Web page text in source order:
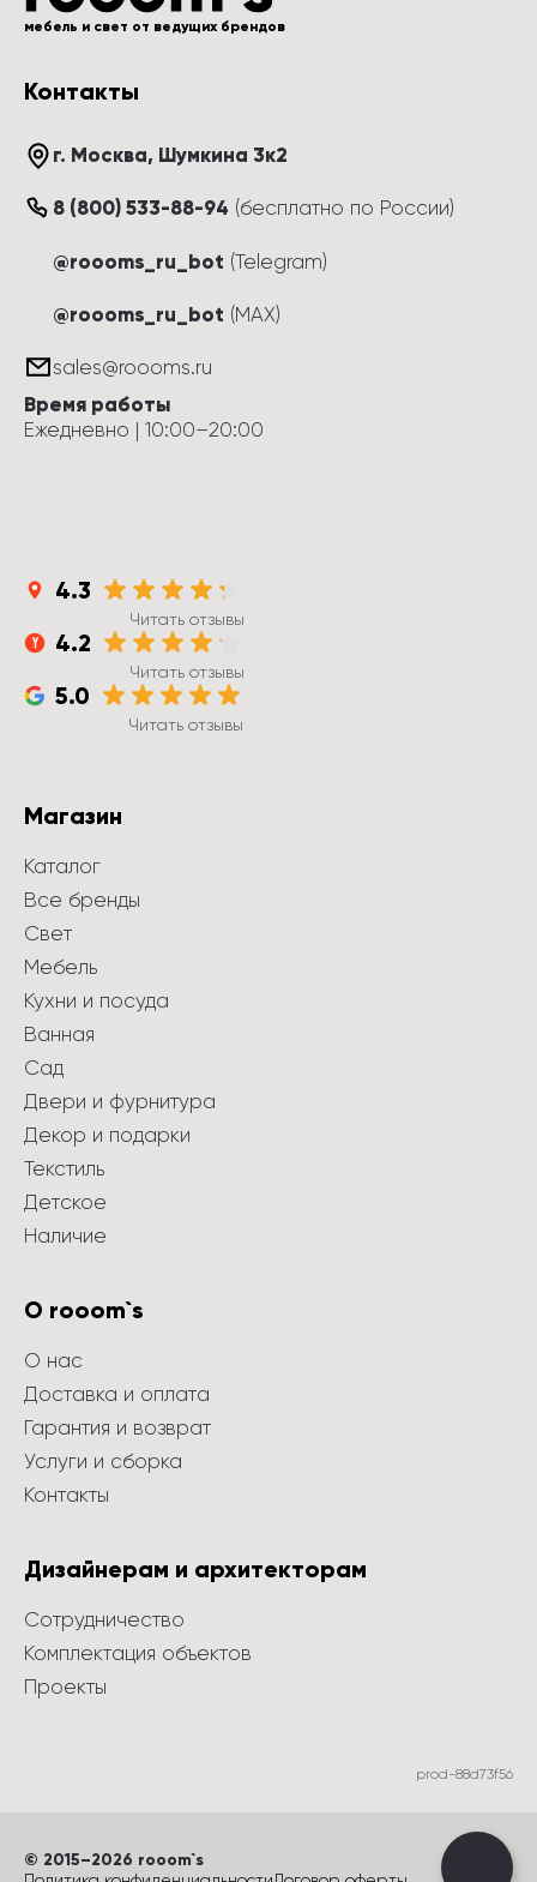
мебель и свет от ведущих брендов
Контакты
г. Москва, Шумкина 3к2
8 (800) 533-88-94 (бесплатно по России)
@roooms_ru_bot (Telegram)
@roooms_ru_bot (MAX)
sales@roooms.ru
Время работы
Ежедневно | 10:00–20:00
4.3
Читать отзывы
4.2
Читать отзывы
5.0
Читать отзывы
Магазин
Каталог
Все бренды
Свет
Мебель
Кухни и посуда
Ванная
Сад
Двери и фурнитура
Декор и подарки
Текстиль
Детское
Наличие
О rooom`s
О нас
Доставка и оплата
Гарантия и возврат
Услуги и сборка
Контакты
Дизайнерам и архитекторам
Сотрудничество
Комплектация объектов
Проекты
prod-88d73f56
© 2015–2026 rooom`s